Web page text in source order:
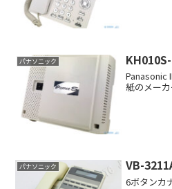
パナソニック
Panasonic
紙のメー
パナソニック VB-
6ボタンカ